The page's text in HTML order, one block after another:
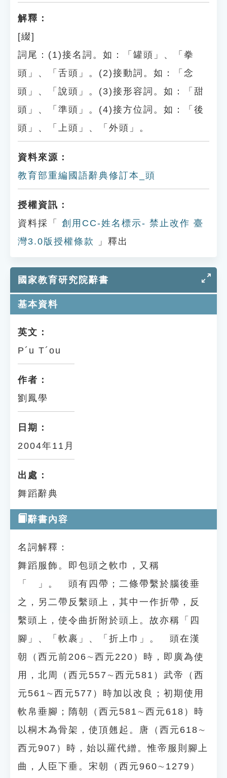
解釋：
[綴]
詞尾：(1)接名詞。如：「罐頭」、「拳
頭」、「舌頭」。(2)接動詞。如：「念
頭」、「說頭」。(3)接形容詞。如：「甜
頭」、「準頭」。(4)接方位詞。如：「後
頭」、「上頭」、「外頭」。
資料來源：
教育部重編國語辭典修訂本_頭
授權資訊：
資料採「
創用CC-姓名標示- 禁止改作 臺
灣3.0版授權條款
」釋出
國家教育研究院辭書
基本資料
英文：
P´u T´ou
作者：
劉鳳學
日期：
2004年11月
出處：
舞蹈辭典
辭書內容
名詞解釋：
舞蹈服飾。即包頭之軟巾，又稱
「 」。 頭有四帶；二條帶繫於腦後垂
之，另二帶反繫頭上，其中一作折帶，反
繫頭上，使令曲折附於頭上。故亦稱「四
腳」、「軟裹」、「折上巾」。 頭在漢
朝（西元前206∼西元220）時，即廣為使
用，北周（西元557∼西元581）武帝（西
元561∼西元577）時加以改良；初期使用
軟帛垂腳；隋朝（西元581∼西元618）時
以桐木為骨架，使頂翹起。唐（西元618∼
西元907）時，始以羅代繒。惟帝服則腳上
曲，人臣下垂。宋朝（西元960∼1279）